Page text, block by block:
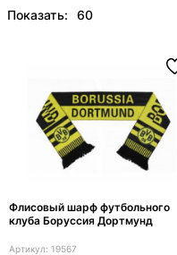
Показать:
Флисовый шарф футбольного
клуба Боруссия Дортмунд
19567